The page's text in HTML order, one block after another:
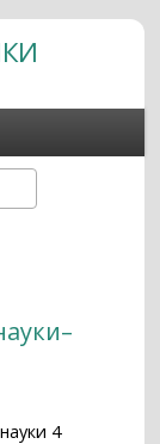
4